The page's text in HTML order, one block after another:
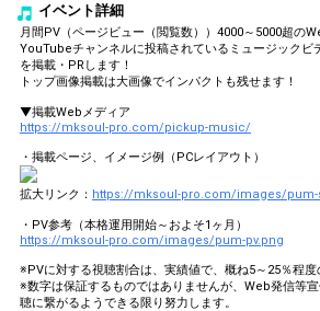
Close
イベント詳細
月間PV（ページビュー（閲覧数））4000～5000超の
YouTubeチャンネルに投稿されているミュージックビ
を掲載・PRします！
トップ画像掲載は大画像でインパクトも残せます！
▼掲載Webメディア
https://mksoul-pro.com/pickup-music/
・掲載ページ、イメージ例（PCレイアウト）
拡大リンク： https://mksoul-pro.com/images/pum-
・PV参考（本格運用開始～およそ1ヶ月）
https://mksoul-pro.com/images/pum-pv.png
※PVに対する視聴割合は、実績値で、概ね5～25％程度
※数字は保証するものではありませんが、Web発信等
聴に繋がるようできる限り努力します。